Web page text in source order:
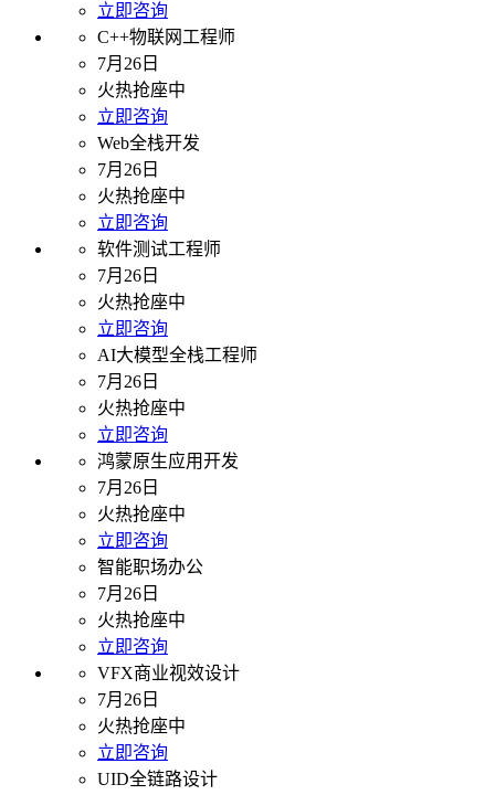
立即咨询
C++物联网工程师
7月26日
火热抢座中
立即咨询
Web全栈开发
7月26日
火热抢座中
立即咨询
软件测试工程师
7月26日
火热抢座中
立即咨询
AI大模型全栈工程师
7月26日
火热抢座中
立即咨询
鸿蒙原生应用开发
7月26日
火热抢座中
立即咨询
智能职场办公
7月26日
火热抢座中
立即咨询
VFX商业视效设计
7月26日
火热抢座中
立即咨询
UID全链路设计